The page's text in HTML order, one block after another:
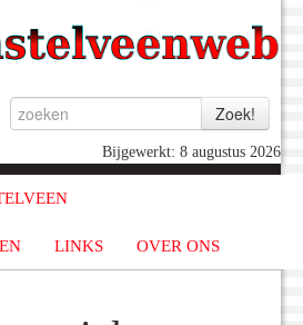
Bijgewerkt: 8 augustus 2026
LINKS OVER ONS